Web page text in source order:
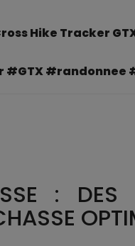
Hike Tracker
#GTX
: DES